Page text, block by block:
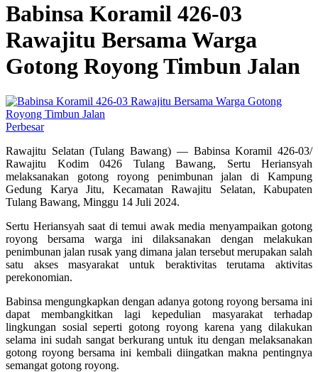
Babinsa Koramil 426-03
Rawajitu Bersama Warga
Gotong Royong Timbun Jalan
Perbesar
Rawajitu Selatan (Tulang Bawang) — Babinsa Koramil 426-03/
Rawajitu Kodim 0426 Tulang Bawang, Sertu Heriansyah
melaksanakan gotong royong penimbunan jalan di Kampung
Gedung Karya Jitu, Kecamatan Rawajitu Selatan, Kabupaten
Tulang Bawang, Minggu 14 Juli 2024.
Sertu Heriansyah saat di temui awak media menyampaikan gotong
royong bersama warga ini dilaksanakan dengan melakukan
penimbunan jalan rusak yang dimana jalan tersebut merupakan salah
satu akses masyarakat untuk beraktivitas terutama aktivitas
perekonomian.
Babinsa mengungkapkan dengan adanya gotong royong bersama ini
dapat membangkitkan lagi kepedulian masyarakat terhadap
lingkungan sosial seperti gotong royong karena yang dilakukan
selama ini sudah sangat berkurang untuk itu dengan melaksanakan
gotong royong bersama ini kembali diingatkan makna pentingnya
semangat gotong royong.